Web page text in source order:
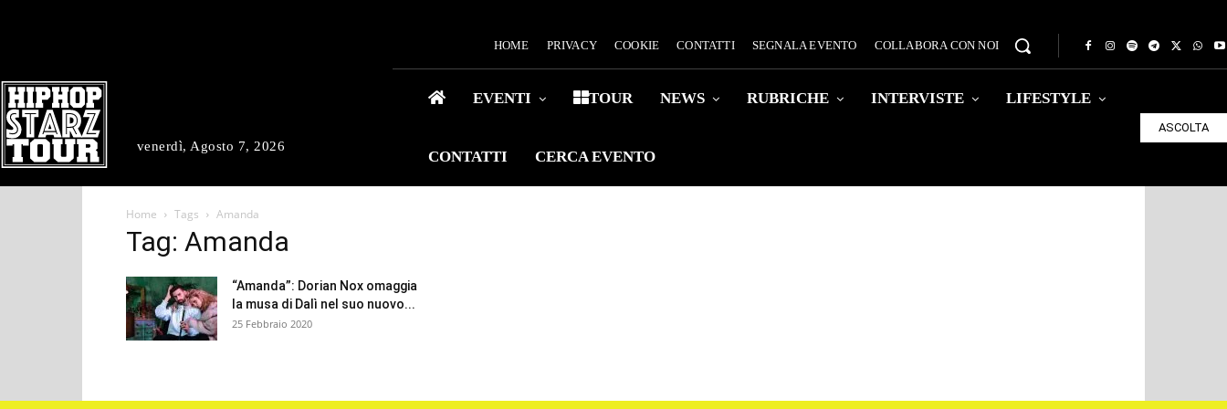
venerdì, Agosto 7, 2026
HOME PRIVACY COOKIE CONTATTI SEGNALA EVENTO COLLABORA CON NOI
EVENTI TOUR NEWS RUBRICHE INTERVISTE LIFESTYLE
CONTATTI CERCA EVENTO
ASCOLTA
Home Tags Amanda
Tag: Amanda
“Amanda”: Dorian Nox omaggia
la musa di Dalì nel suo nuovo...
25 Febbraio 2020